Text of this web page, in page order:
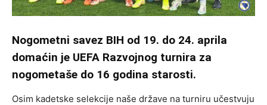
Nogometni savez BIH od 19. do 24. aprila
domaćin je UEFA Razvojnog turnira za
nogometaše do 16 godina starosti.
Osim kadetske selekcije naše države na turniru učestvuju